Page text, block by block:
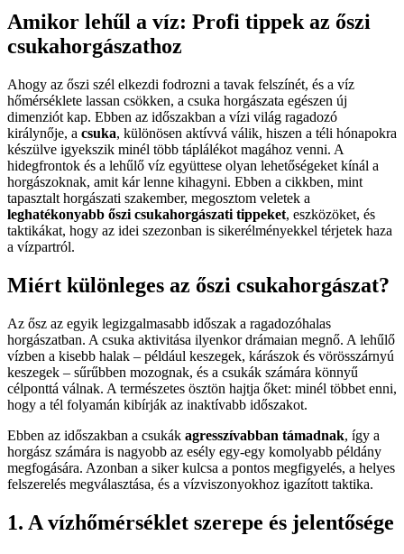
Amikor lehűl a víz: Profi tippek az őszi
csukahorgászathoz
Ahogy az őszi szél elkezdi fodrozni a tavak felszínét, és a víz
hőmérséklete lassan csökken, a csuka horgászata egészen új
dimenziót kap. Ebben az időszakban a vízi világ ragadozó
királynője, a csuka, különösen aktívvá válik, hiszen a téli hónapokra
készülve igyekszik minél több táplálékot magához venni. A
hidegfrontok és a lehűlő víz együttese olyan lehetőségeket kínál a
horgászoknak, amit kár lenne kihagyni. Ebben a cikkben, mint
tapasztalt horgászati szakember, megosztom veletek a
leghatékonyabb őszi csukahorgászati tippeket, eszközöket, és
taktikákat, hogy az idei szezonban is sikerélményekkel térjetek haza
a vízpartról.
Miért különleges az őszi csukahorgászat?
Az ősz az egyik legizgalmasabb időszak a ragadozóhalas
horgászatban. A csuka aktivitása ilyenkor drámaian megnő. A lehűlő
vízben a kisebb halak – például keszegek, kárászok és vörösszárnyú
keszegek – sűrűbben mozognak, és a csukák számára könnyű
célponttá válnak. A természetes ösztön hajtja őket: minél többet enni,
hogy a tél folyamán kibírják az inaktívabb időszakot.
Ebben az időszakban a csukák agresszívabban támadnak, így a
horgász számára is nagyobb az esély egy-egy komolyabb példány
megfogására. Azonban a siker kulcsa a pontos megfigyelés, a helyes
felszerelés megválasztása, és a vízviszonyokhoz igazított taktika.
1. A vízhőmérséklet szerepe és jelentősége